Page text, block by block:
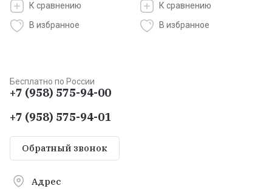
К сравнению
В избранное
К сравнению
В избранное
Бесплатно по России
+7 (958) 575-94-00
+7 (958) 575-94-01
Обратный звонок
Адрес